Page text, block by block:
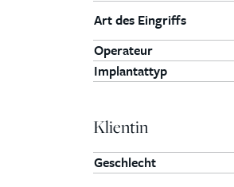
Art des Eingriffs
Operateur
Implantattyp
Klientin
Geschlecht